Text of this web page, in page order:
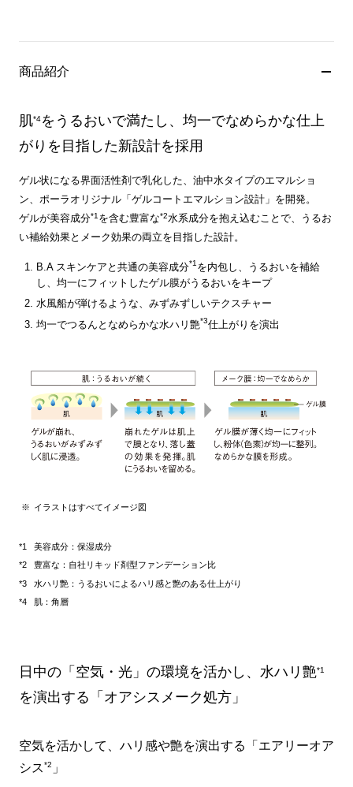
商品紹介
肌*4をうるおいで満たし、均一でなめらかな仕上
がりを目指した新設計を採用
ゲル状になる界面活性剤で乳化した、油中水タイプのエマルショ
ン、ポーラオリジナル「ゲルコートエマルション設計」を開発。
ゲルが美容成分*1を含む豊富な*2水系成分を抱え込むことで、うるお
い補給効果とメーク効果の両立を目指した設計。
B.A スキンケアと共通の美容成分*1を内包し、うるおいを補給
し、均一にフィットしたゲル膜がうるおいをキープ
水風船が弾けるような、みずみずしいテクスチャー
均一でつるんとなめらかな水ハリ艶*3仕上がりを演出
イラストはすべてイメージ図
美容成分：保湿成分
豊富な：自社リキッド剤型ファンデーション比
水ハリ艶：うるおいによるハリ感と艶のある仕上がり
肌：角層
日中の「空気・光」の環境を活かし、水ハリ艶*1
を演出する「オアシスメーク処方」
空気を活かして、ハリ感や艶を演出する「エアリーオア
シス*2 」